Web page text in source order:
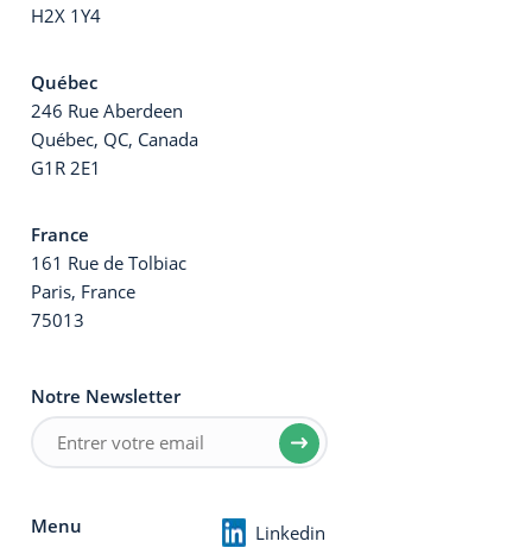
H2X 1Y4
Québec
246 Rue Aberdeen
Québec, QC, Canada
G1R 2E1
France
161 Rue de Tolbiac
Paris, France
75013
Notre Newsletter
Menu Linkedin